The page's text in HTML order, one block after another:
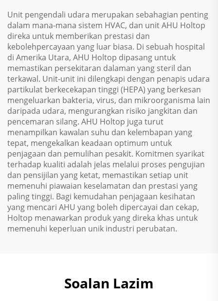
Unit pengendali udara merupakan sebahagian penting
dalam mana-mana sistem HVAC, dan unit AHU Holtop
direka untuk memberikan prestasi dan
kebolehpercayaan yang luar biasa. Di sebuah hospital
di Amerika Utara, AHU Holtop dipasang untuk
memastikan persekitaran dalaman yang steril dan
terkawal. Unit-unit ini dilengkapi dengan penapis udara
partikulat berkecekapan tinggi (HEPA) yang berkesan
mengeluarkan bakteria, virus, dan mikroorganisma lain
daripada udara, mengurangkan risiko jangkitan dan
pencemaran silang. AHU Holtop juga turut
menampilkan kawalan suhu dan kelembapan yang
tepat, mengekalkan keadaan optimum untuk
penjagaan dan pemulihan pesakit. Komitmen syarikat
terhadap kualiti adalah jelas melalui proses pengujian
dan pensijilan yang ketat, memastikan setiap unit
memenuhi piawaian keselamatan dan prestasi yang
paling tinggi. Bagi kemudahan penjagaan kesihatan
yang mencari AHU yang boleh dipercayai dan cekap,
Holtop menawarkan produk yang direka khas untuk
memenuhi keperluan unik industri perubatan.
Soalan Lazim